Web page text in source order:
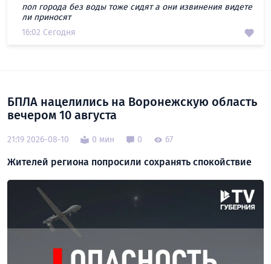
пол города без воды тоже сидят а они извинения видете
ли приносят
16:02 Сегодня
БПЛА нацелились на Воронежскую область
вечером 10 августа
21:19 2026-08-10 0 мин 0 67
Жителей региона попросили сохранять спокойствие